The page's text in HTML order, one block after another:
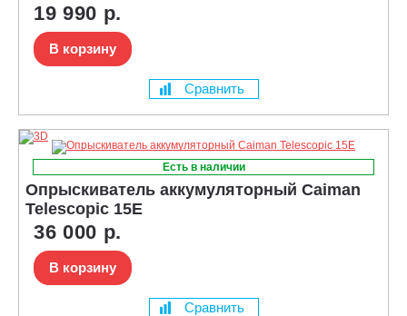
19 990 р.
В корзину
Сравнить
Есть в наличии
Опрыскиватель аккумуляторный Caiman
Telescopic 15E
36 000 р.
В корзину
Сравнить